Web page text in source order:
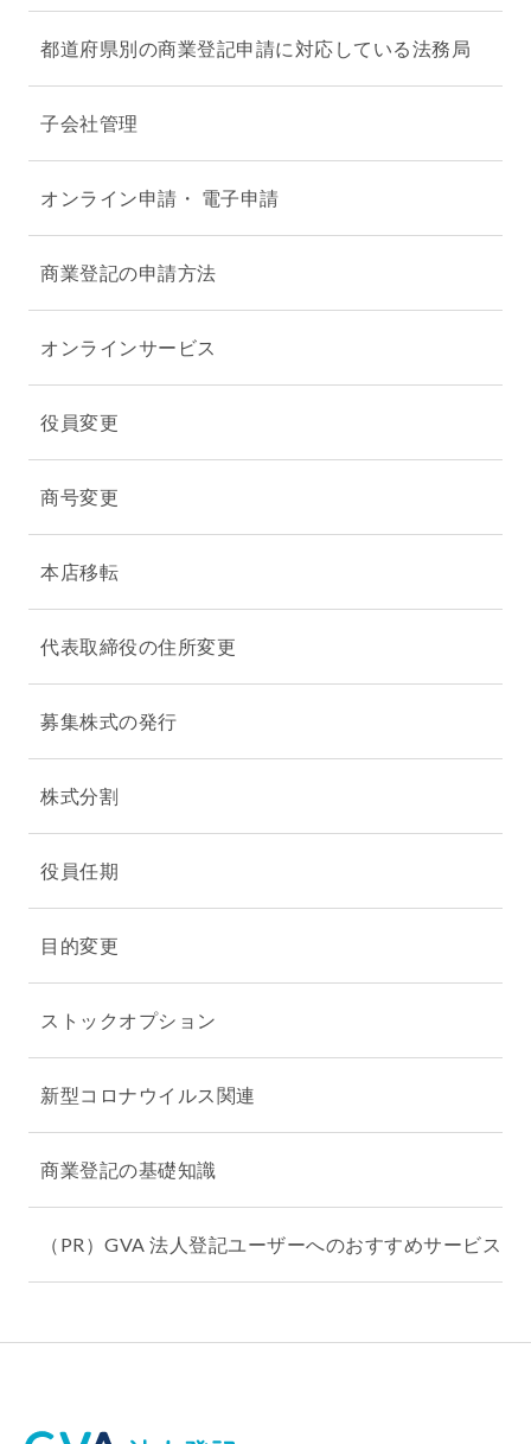
都道府県別の商業登記申請に対応している法務局
子会社管理
オンライン申請・ 電子申請
商業登記の申請方法
オンラインサービス
役員変更
商号変更
本店移転
代表取締役の住所変更
募集株式の発行
株式分割
役員任期
目的変更
ストックオプション
新型コロナウイルス関連
商業登記の基礎知識
（PR）GVA 法人登記ユーザーへのおすすめサービス